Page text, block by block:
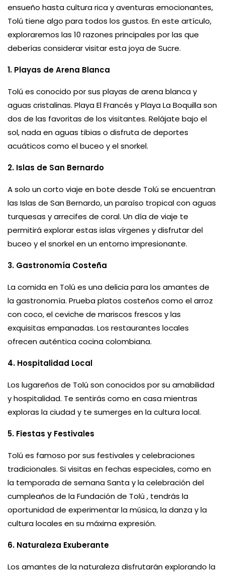
ensueño hasta cultura rica y aventuras emocionantes,
Tolú tiene algo para todos los gustos. En este artículo,
exploraremos las 10 razones principales por las que
deberías considerar visitar esta joya de Sucre.
1. Playas de Arena Blanca
Tolú es conocido por sus playas de arena blanca y
aguas cristalinas. Playa El Francés y Playa La Boquilla son
dos de las favoritas de los visitantes. Relájate bajo el
sol, nada en aguas tibias o disfruta de deportes
acuáticos como el buceo y el snorkel.
2. Islas de San Bernardo
A solo un corto viaje en bote desde Tolú se encuentran
las Islas de San Bernardo, un paraíso tropical con aguas
turquesas y arrecifes de coral. Un día de viaje te
permitirá explorar estas islas vírgenes y disfrutar del
buceo y el snorkel en un entorno impresionante.
3. Gastronomía Costeña
La comida en Tolú es una delicia para los amantes de
la gastronomía. Prueba platos costeños como el arroz
con coco, el ceviche de mariscos frescos y las
exquisitas empanadas. Los restaurantes locales
ofrecen auténtica cocina colombiana.
4. Hospitalidad Local
Los lugareños de Tolú son conocidos por su amabilidad
y hospitalidad. Te sentirás como en casa mientras
exploras la ciudad y te sumerges en la cultura local.
5. Fiestas y Festivales
Tolú es famoso por sus festivales y celebraciones
tradicionales. Si visitas en fechas especiales, como en
la temporada de semana Santa y la celebración del
cumpleaños de la Fundación de Tolú , tendrás la
oportunidad de experimentar la música, la danza y la
cultura locales en su máxima expresión.
6. Naturaleza Exuberante
Los amantes de la naturaleza disfrutarán explorando la